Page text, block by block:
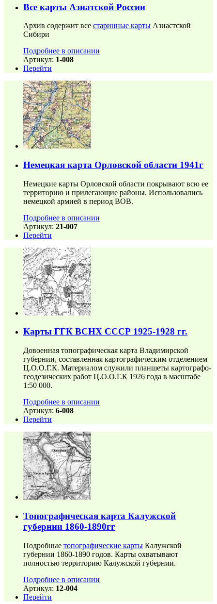
Все карты Азиатской России
Архив содержит все старинные карты Азиастской
Сибири
Подробнее в описании
Артикул: 1-008
Перейти
Немецкая карта Орловской области 1941г
Немецкие карты Орловской области покрывают всю ее
территорию и прилегающие районы. Использовались
немецкой армией в период ВОВ.
Подробнее в описании
Артикул: 21-007
Перейти
Карты ГГК ВСНХ СССР 1925-1928 гг.
Довоенная топографическая карта Владимирской
губернии, составленная картографическим отделением
Ц.О.О.Г.К. Материалом служили планшеты картографо-
геодезических работ Ц.О.О.Г.К 1926 года в масштабе
1:50 000.
Подробнее в описании
Артикул: 6-008
Перейти
Топографическая карта Калужской
губернии 1860-1890гг
Подробные топографические карты Калужской
губернии 1860-1890 годов. Карты охватывают
полностью территорию Калужской губернии.
Подробнее в описании
Артикул: 12-004
Перейти